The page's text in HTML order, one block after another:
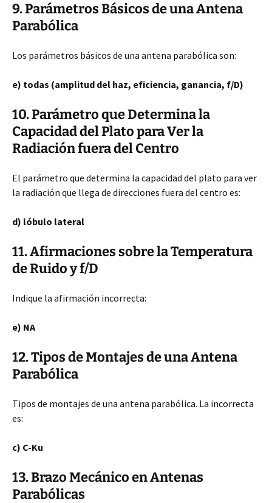
9. Parámetros Básicos de una Antena
Parabólica
Los parámetros básicos de una antena parabólica son:
e) todas (amplitud del haz, eficiencia, ganancia, f/D)
10. Parámetro que Determina la
Capacidad del Plato para Ver la
Radiación fuera del Centro
El parámetro que determina la capacidad del plato para ver
la radiación que llega de direcciones fuera del centro es:
d) lóbulo lateral
11. Afirmaciones sobre la Temperatura
de Ruido y f/D
Indique la afirmación incorrecta:
e) NA
12. Tipos de Montajes de una Antena
Parabólica
Tipos de montajes de una antena parabólica. La incorrecta
es:
c) C-Ku
13. Brazo Mecánico en Antenas
Parabólicas